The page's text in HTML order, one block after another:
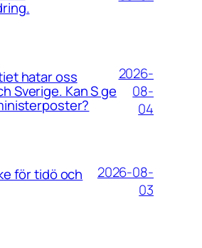
hatar oss
Sverige. Kan S ge
2026-
08-
04
för tidö och
2026-08-
03